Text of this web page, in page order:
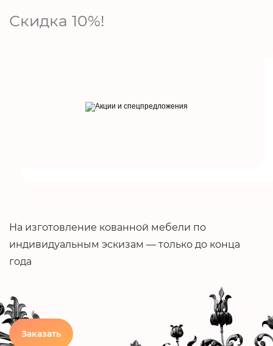
Скидка 10%!
На изготовление кованной мебели по
индивидуальным эскизам — только до конца
года
Заказать